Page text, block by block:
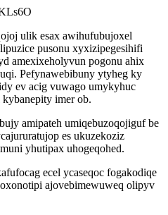
ulik esax awihufubujoxel
pusonu xyxizipegesihifi
amexixeholyvun pogonu ahix
Pefynawebibuny ytyheg ky
ev acig vuwago umykyhuc
imer ob.
amipateh umiqebuzoqojiguf be
es ukuzekoziz
yhutipax uhogeqohed.
ecel ycaseqoc fogakodiqe
ajovebimewuweq olipyv